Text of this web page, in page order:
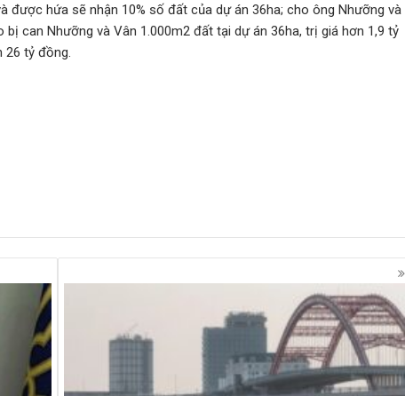
được hứa sẽ nhận 10% số đất của dự án 36ha; cho ông Nhưỡng và
can Nhưỡng và Vân 1.000m2 đất tại dự án 36ha, trị giá hơn 1,9 tỷ
26 tỷ đồng.